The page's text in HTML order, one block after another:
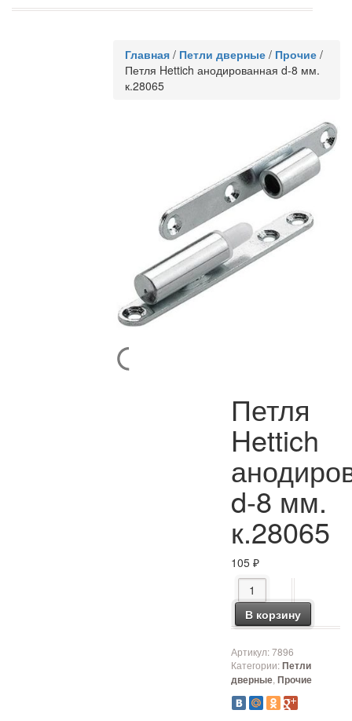
Главная / Петли дверные / Прочие /
Петля Hettich анодированная d-8 мм.
к.28065
Петля
Hettich
d-8 мм.
к.28065
105₽
Количество товара
В корзину
Артикул:7896
Категории:Петли
дверные,Прочие